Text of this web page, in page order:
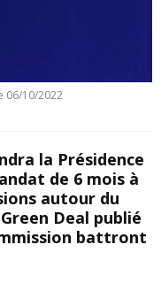
06/10/2022
la Présidence
de 6 mois à
autour du
Deal publié
battront